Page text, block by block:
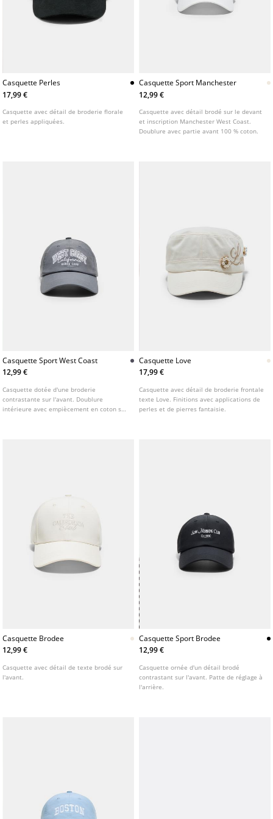
Casquette Perles
17,99 €
Casquette avec détail de broderie florale
et perles appliquées.
Casquette Sport Manchester
12,99 €
Casquette avec détail brodé sur le devant
et inscription Manchester West Coast.
Doublure avec partie avant 100 % coton.
Casquette Sport West Coast
12,99 €
Casquette dotée d'une broderie
contrastante sur l'avant. Doublure
intérieure avec empiècement en coton sur
Casquette Love
17,99 €
Casquette avec détail de broderie frontale
texte Love. Finitions avec applications de
perles et de pierres fantaisie.
Casquette Brodee
12,99 €
Casquette avec détail de texte brodé sur
l'avant.
Casquette Sport Brodee
12,99 €
Casquette ornée d'un détail brodé
contrastant sur l'avant. Patte de réglage à
l'arrière.